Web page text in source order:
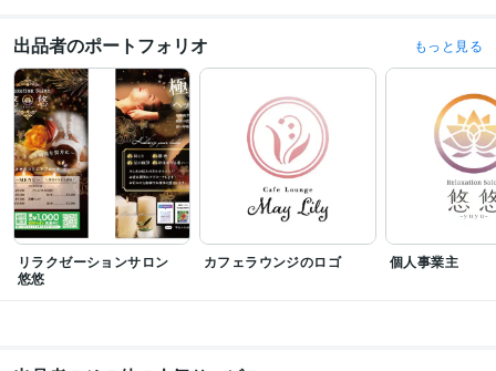
出品者のポートフォリオ もっと見る
リラクゼーションサロン
悠悠
カフェラウンジのロゴ 個人事業主